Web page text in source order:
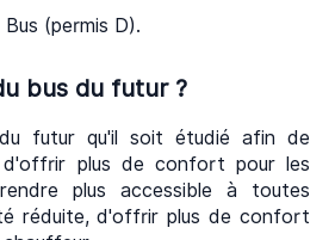
(permis D).
bus du futur ?
futur qu'il soit étudié afin de
d'offrir plus de confort pour les
plus accessible à toutes
réduite, d'offrir plus de confort